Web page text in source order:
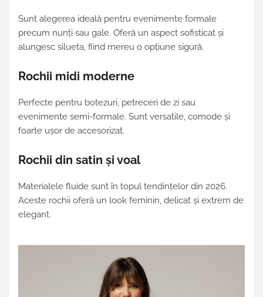
Sunt alegerea ideală pentru evenimente formale
precum nunți sau gale. Oferă un aspect sofisticat și
alungesc silueta, fiind mereu o opțiune sigură.
Rochii midi moderne
Perfecte pentru botezuri, petreceri de zi sau
evenimente semi-formale. Sunt versatile, comode și
foarte ușor de accesorizat.
Rochii din satin și voal
Materialele fluide sunt în topul tendințelor din 2026.
Aceste rochii oferă un look feminin, delicat și extrem de
elegant.